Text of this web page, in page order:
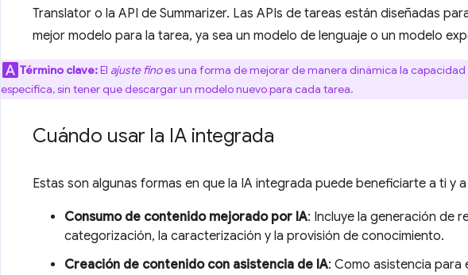
Translator o la API de Summarizer. Las APIs de tareas están diseñadas
mejor modelo para la tarea, ya sea un modelo de lenguaje o un modelo
Término clave:El ajuste finoes una forma de mejorar de manera dinámica la
específica, sin tener que descargar un modelo nuevo para cada tarea.
Cuándo usar la IA integrada
Estas son algunas formas en que la IA integrada puede beneficiarte a ti y
Consumo de contenido mejorado por IA: Incluye la generación de
categorización, la caracterización y la provisión de conocimiento.
Creación de contenido con asistencia de IA: Como asistencia para